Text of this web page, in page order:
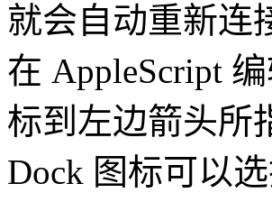
就会自动重新连
在 AppleScript
标到左边箭头所
Dock 图标可以